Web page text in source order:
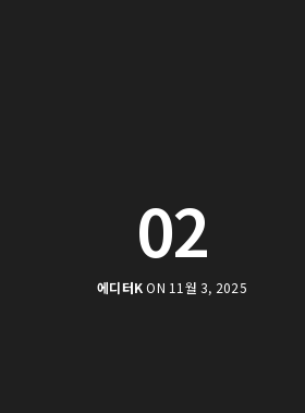
02
에디터KON 11월 3, 2025